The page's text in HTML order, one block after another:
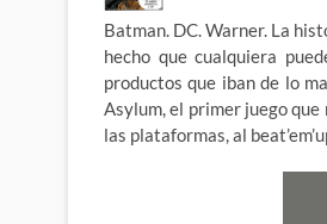
Batman. DC. Warner. La
hecho que cualquiera
productos que iban de lo
Asylum, el primer juego
las plataformas, al